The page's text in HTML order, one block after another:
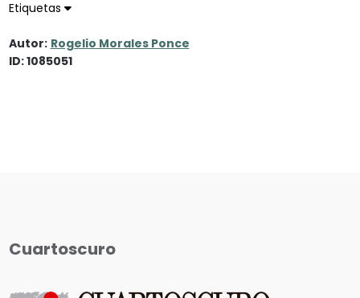
Etiquetas
Autor: Rogelio Morales Ponce
ID: 1085051
Cuartoscuro